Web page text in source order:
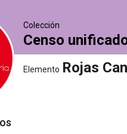
Colección
Censo
Elemento Rojas